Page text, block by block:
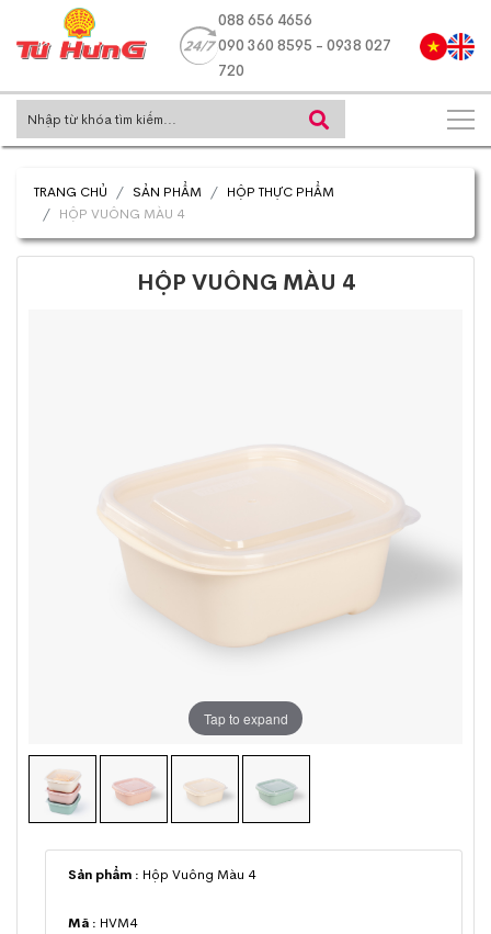
088 656 4656
090 360 8595 - 0938 027
720
TRANG CHỦ SẢN PHẨM
HỘP THỰC PHẨM
HỘP VUÔNG MÀU 4
HỘP VUÔNG MÀU 4
Tap to expand
Sản phẩm : Hộp Vuông Màu 4
Mã : HVM4